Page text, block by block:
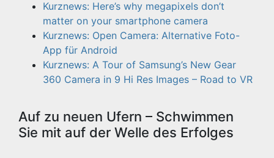
Kurznews: Here’s why megapixels don’t
matter on your smartphone camera
Kurznews: Open Camera: Alternative Foto-
App für Android
Kurznews: A Tour of Samsung’s New Gear
360 Camera in 9 Hi Res Images – Road to VR
Auf zu neuen Ufern – Schwimmen
Sie mit auf der Welle des Erfolges